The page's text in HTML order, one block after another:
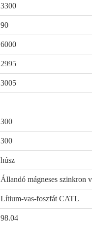
3300
90
6000
2995
3005
300
300
húsz
Állandó mágneses szinkron
Lítium-vas-foszfát CATL
98.04